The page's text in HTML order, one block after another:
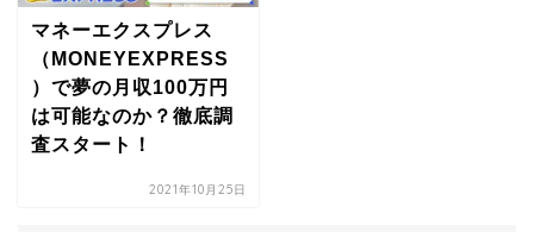
マネーエクスプレス
（MONEYEXPRESS
）で夢の月収100万円
は可能なのか？徹底調
査スタート！
2021年10月25日